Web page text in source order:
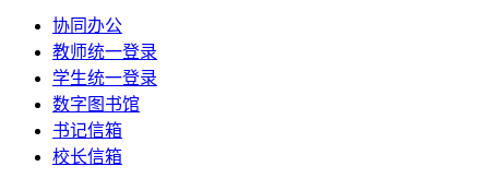
协同办公
教师统一登录
学生统一登录
数字图书馆
书记信箱
校长信箱